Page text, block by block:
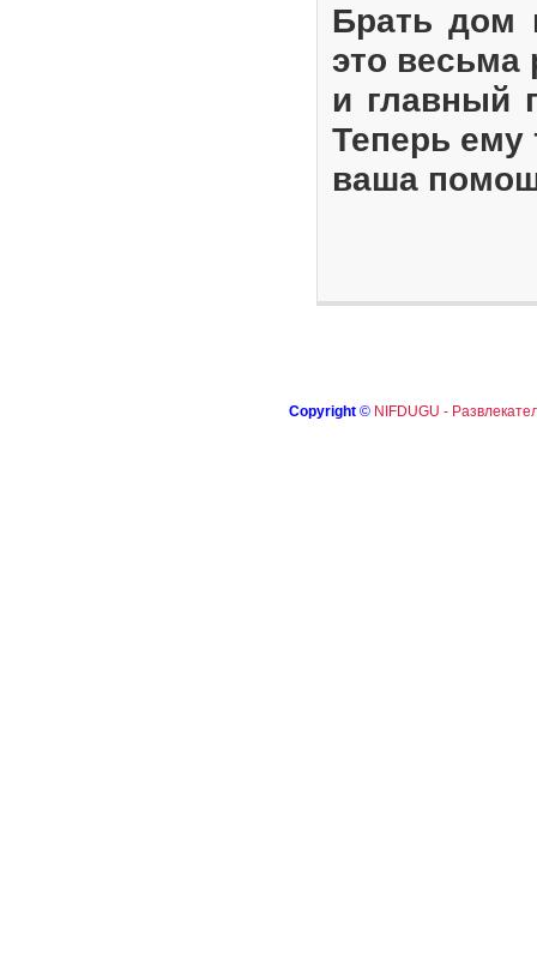
Брать дом
это весьма
и главный
Теперь ему
ваша
Copyright © NIFDUGU -